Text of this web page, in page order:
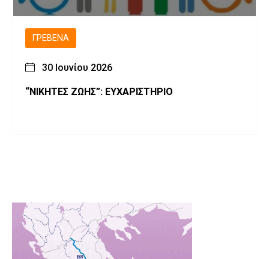
ΓΡΕΒΕΝΆ
30 Ιουνίου 2026
“ΝΙΚΗΤΕΣ ΖΩΗΣ”: ΕΥΧΑΡΙΣΤΗΡΙΟ